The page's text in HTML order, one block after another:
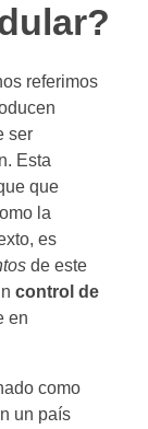
referimos
ser
Esta
que
la
es
de este
control de
en
como
un país